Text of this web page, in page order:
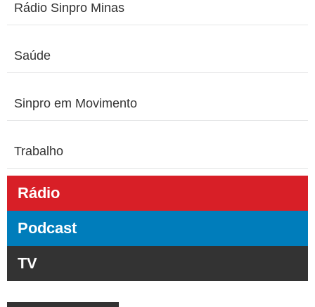
Rádio Sinpro Minas
Saúde
Sinpro em Movimento
Trabalho
Rádio
Podcast
TV